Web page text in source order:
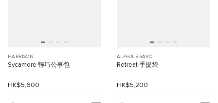
HARRISON
Sycamore 輕巧公事包
HK$5,600
ALPHA BRAVO
Retreat 手提袋
HK$5,200